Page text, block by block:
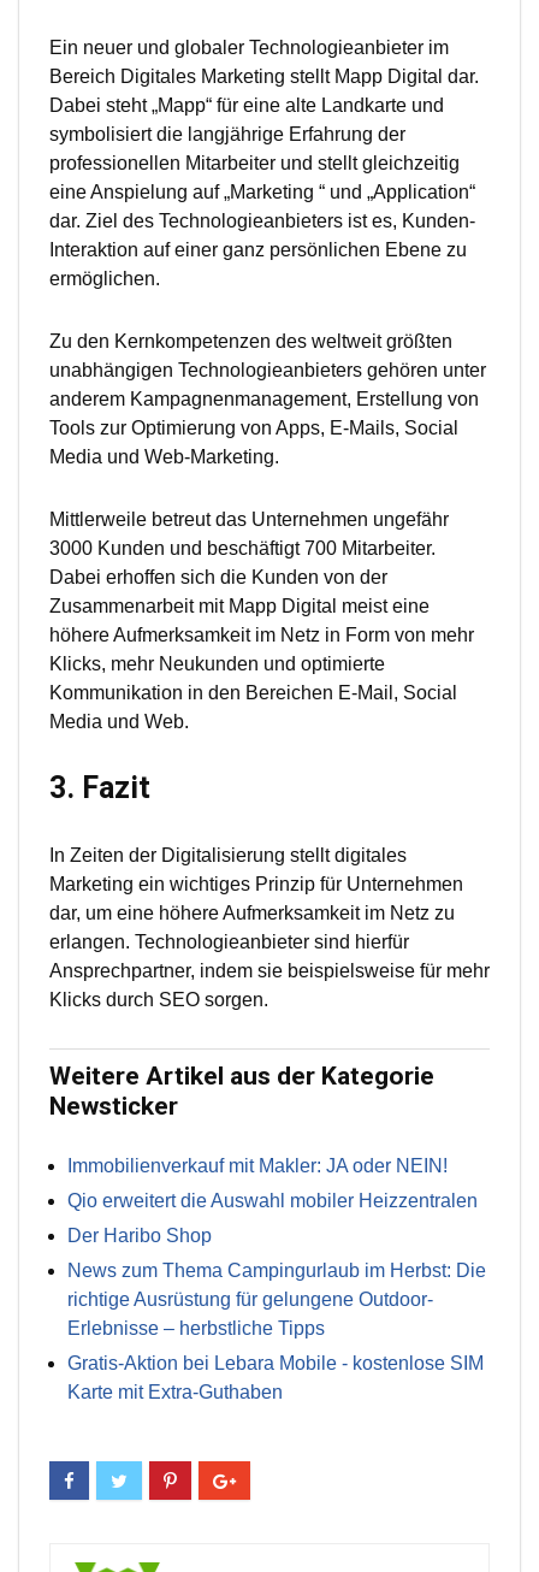
Ein neuer und globaler Technologieanbieter im
Bereich Digitales Marketing stellt Mapp Digital dar.
Dabei steht „Mapp“ für eine alte Landkarte und
symbolisiert die langjährige Erfahrung der
professionellen Mitarbeiter und stellt gleichzeitig
eine Anspielung auf „Marketing “ und „Application“
dar. Ziel des Technologieanbieters ist es, Kunden-
Interaktion auf einer ganz persönlichen Ebene zu
ermöglichen.
Zu den Kernkompetenzen des weltweit größten
unabhängigen Technologieanbieters gehören unter
anderem Kampagnenmanagement, Erstellung von
Tools zur Optimierung von Apps, E-Mails, Social
Media und Web-Marketing.
Mittlerweile betreut das Unternehmen ungefähr
3000 Kunden und beschäftigt 700 Mitarbeiter.
Dabei erhoffen sich die Kunden von der
Zusammenarbeit mit Mapp Digital meist eine
höhere Aufmerksamkeit im Netz in Form von mehr
Klicks, mehr Neukunden und optimierte
Kommunikation in den Bereichen E-Mail, Social
Media und Web.
3. Fazit
In Zeiten der Digitalisierung stellt digitales
Marketing ein wichtiges Prinzip für Unternehmen
dar, um eine höhere Aufmerksamkeit im Netz zu
erlangen. Technologieanbieter sind hierfür
Ansprechpartner, indem sie beispielsweise für mehr
Klicks durch SEO sorgen.
Weitere Artikel aus der Kategorie
Newsticker
Immobilienverkauf mit Makler: JA oder NEIN!
Qio erweitert die Auswahl mobiler Heizzentralen
Der Haribo Shop
News zum Thema Campingurlaub im Herbst: Die
richtige Ausrüstung für gelungene Outdoor-
Erlebnisse – herbstliche Tipps
Gratis-Aktion bei Lebara Mobile - kostenlose SIM
Karte mit Extra-Guthaben